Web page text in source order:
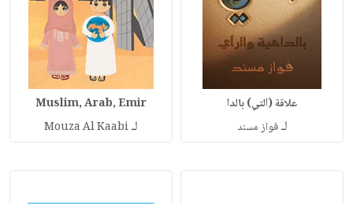
علاقة (التي) بالدا
لـفواز مسند
Muslim, Arab, Emir
لـMouza Al Kaabi